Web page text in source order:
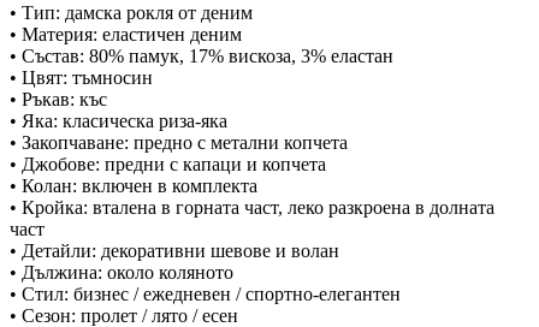
• Тип: дамска рокля от деним
• Материя: еластичен деним
• Състав: 80% памук, 17% вискоза, 3% еластан
• Цвят: тъмносин
• Ръкав: къс
• Яка: класическа риза-яка
• Закопчаване: предно с метални копчета
• Джобове: предни с капаци и копчета
• Колан: включен в комплекта
• Кройка: вталена в горната част, леко разкроена в долната
част
• Детайли: декоративни шевове и волан
• Дължина: около коляното
• Стил: бизнес / ежедневен / спортно-елегантен
• Сезон: пролет / лято / есен